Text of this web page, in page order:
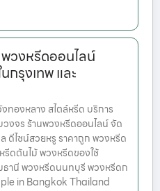
วงหรีดออนไลน์
กรุงเทพ และ
องหลาง สไตล์หรีด บริการ
งจร ร้านพวงหรีดออนไลน์ จัด
ดีไซน์สวยหรู ราคาถูก พวงหรีด
ดต้นไม้ พวงหรีดของใช้
านี พวงหรีดนนทบุรี พวงหรีดก
in Bangkok Thailand